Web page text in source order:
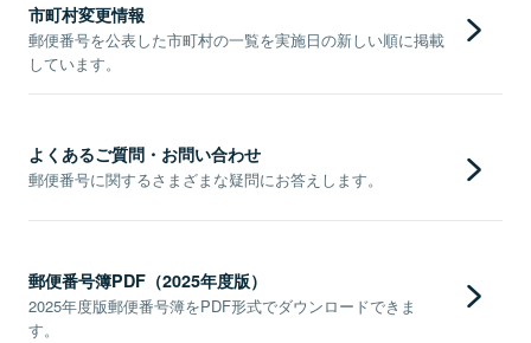
市町村変更情報
郵便番号を公表した市町村の一覧を実施日の新しい順に掲載
しています。
よくあるご質問・お問い合わせ
郵便番号に関するさまざまな疑問にお答えします。
郵便番号簿PDF（2025年度版）
2025年度版郵便番号簿をPDF形式でダウンロードできま
す。